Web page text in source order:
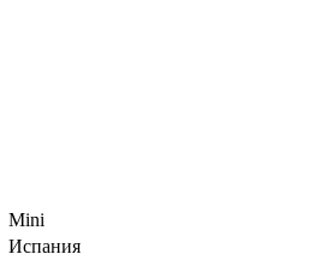
Mini
Испания